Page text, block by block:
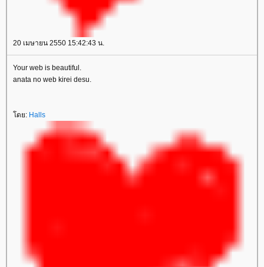
20 เมษายน 2550 15:42:43 น.
Your web is beautiful.
anata no web kirei desu.
ดย: Halls